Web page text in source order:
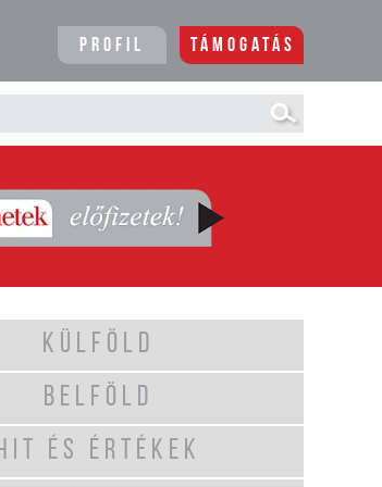
Profil Támogatás
KÜLFÖLD
BELFÖLD
ÉS ÉRTÉKEK